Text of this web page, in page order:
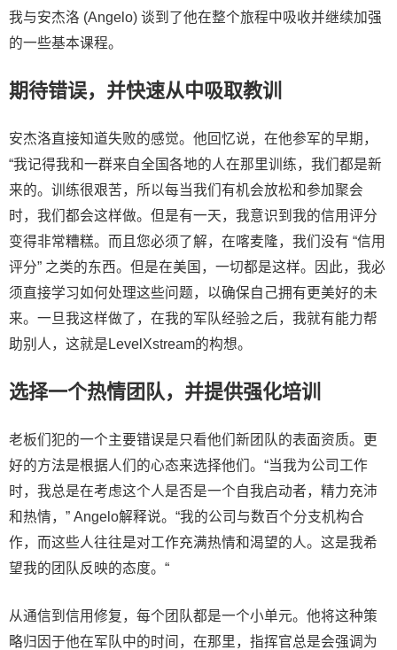
我与安杰洛 (Angelo) 谈到了他在整个旅程中吸收并继续加强
的一些基本课程。
期待错误，并快速从中吸取教训
安杰洛直接知道失败的感觉。他回忆说，在他参军的早期，
“我记得我和一群来自全国各地的人在那里训练，我们都是新
来的。训练很艰苦，所以每当我们有机会放松和参加聚会
时，我们都会这样做。但是有一天，我意识到我的信用评分
变得非常糟糕。而且您必须了解，在喀麦隆，我们没有 “信用
评分” 之类的东西。但是在美国，一切都是这样。因此，我必
须直接学习如何处理这些问题，以确保自己拥有更美好的未
来。一旦我这样做了，在我的军队经验之后，我就有能力帮
助别人，这就是LevelXstream的构想。
选择一个热情团队，并提供强化培训
老板们犯的一个主要错误是只看他们新团队的表面资质。更
好的方法是根据人们的心态来选择他们。“当我为公司工作
时，我总是在考虑这个人是否是一个自我启动者，精力充沛
和热情，” Angelo解释说。“我的公司与数百个分支机构合
作，而这些人往往是对工作充满热情和渴望的人。这是我希
望我的团队反映的态度。“
从通信到信用修复，每个团队都是一个小单元。他将这种策
略归因于他在军队中的时间，在那里，指挥官总是会强调为